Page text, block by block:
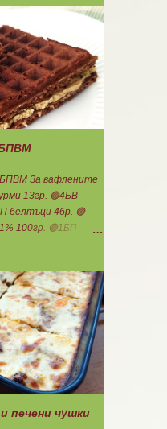
с малко вода.
и да остане на
разбърква се
се на слаб огън
се с
пълня пиперките.
се доматите,
и се пече до
се добавят след
, разделя се
Предварително
теглото на
чушките. Нека да
За вафлените
13гр. 🟢4БВ
белтъци 4бр. 🟢
100гр. 🟢1БП
бакпулвер и
протеин изолат
сусамов тахан
заради изварата,
на
кори: Всичко се
триците да
разпределя се
се плътни
печени чушки